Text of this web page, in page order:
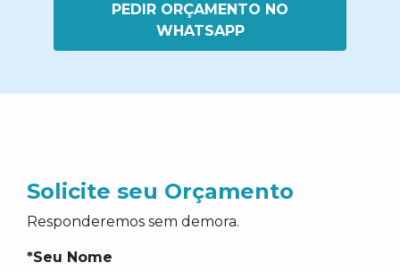
PEDIR ORÇAMENTO NO
WHATSAPP
Solicite seu Orçamento
Responderemos sem demora.
*Seu Nome